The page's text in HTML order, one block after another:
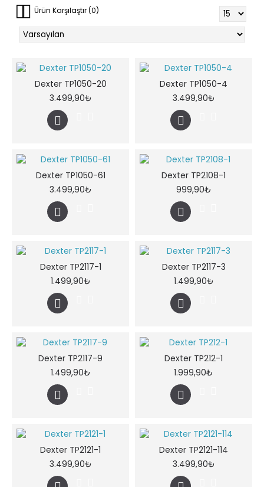
Ürün Karşılaştır (0)
Dexter TP1050-20
3.499,90₺
Dexter TP1050-4
3.499,90₺
Dexter TP1050-61
3.499,90₺
Dexter TP2108-1
999,90₺
Dexter TP2117-1
1.499,90₺
Dexter TP2117-3
1.499,90₺
Dexter TP2117-9
1.499,90₺
Dexter TP212-1
1.999,90₺
Dexter TP2121-1
3.499,90₺
Dexter TP2121-114
3.499,90₺